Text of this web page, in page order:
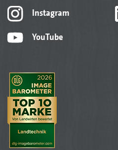
Instagram
YouTube